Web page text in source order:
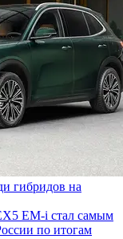
гибридов на
EM-i стал самым
по итогам